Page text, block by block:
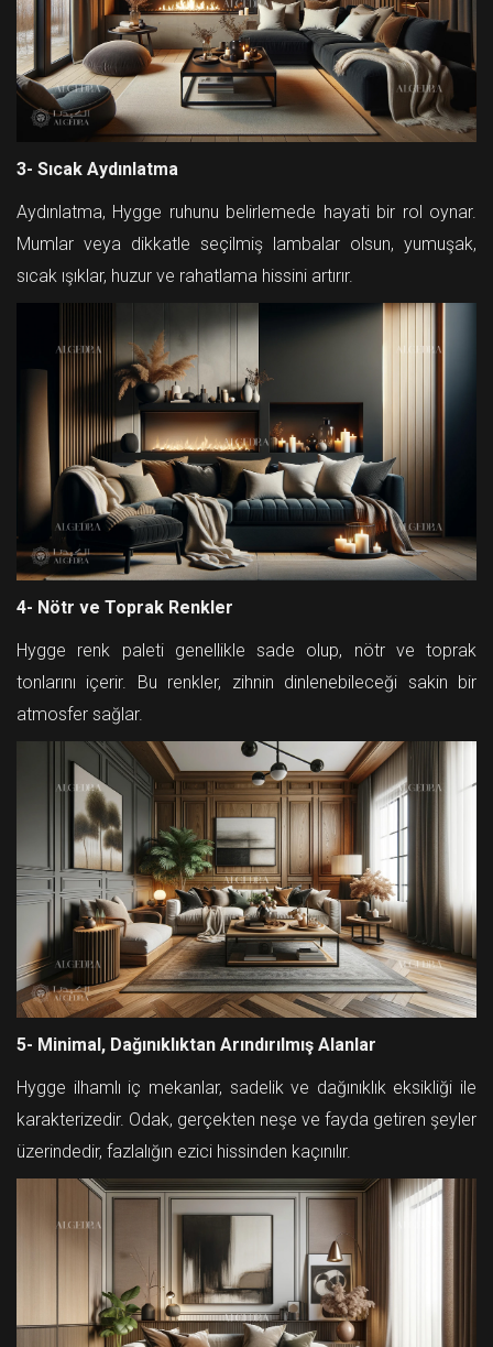
3- Sıcak Aydınlatma
Aydınlatma, Hygge ruhunu belirlemede hayati bir rol oynar.
Mumlar veya dikkatle seçilmiş lambalar olsun, yumuşak,
sıcak ışıklar, huzur ve rahatlama hissini artırır.
4- Nötr ve Toprak Renkler
Hygge renk paleti genellikle sade olup, nötr ve toprak
tonlarını içerir. Bu renkler, zihnin dinlenebileceği sakin bir
atmosfer sağlar.
5- Minimal, Dağınıklıktan Arındırılmış Alanlar
Hygge ilhamlı iç mekanlar, sadelik ve dağınıklık eksikliği ile
karakterizedir. Odak, gerçekten neşe ve fayda getiren şeyler
üzerindedir, fazlalığın ezici hissinden kaçınılır.